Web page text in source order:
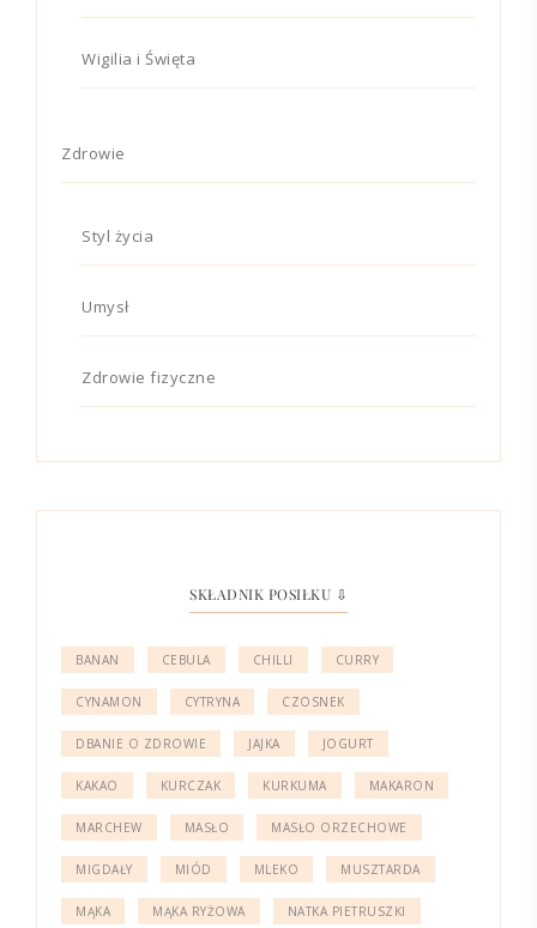
Wigilia i Święta
Zdrowie
Styl życia
Umysł
Zdrowie fizyczne
SKŁADNIK POSIŁKU ⇩
BANAN CEBULA CHILLI CURRY
CYNAMON CYTRYNA CZOSNEK
DBANIE O ZDROWIE JAJKA JOGURT
KAKAO KURCZAK KURKUMA MAKARON
MARCHEW MASŁO MASŁO ORZECHOWE
MIGDAŁY MIÓD MLEKO MUSZTARDA
MĄKA MĄKA RYŻOWA NATKA PIETRUSZKI